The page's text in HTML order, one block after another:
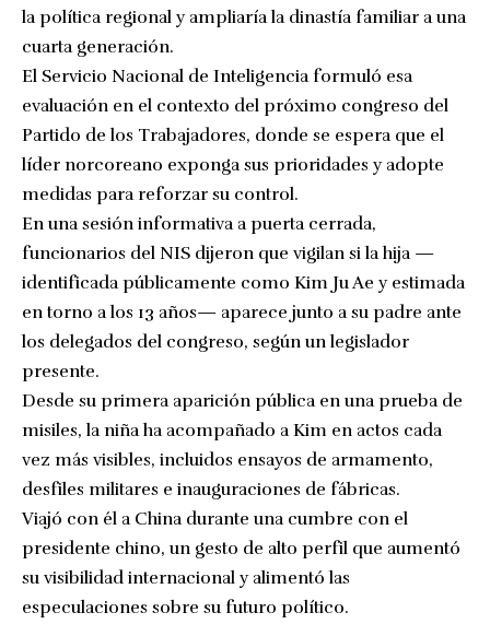
la política regional y ampliaría la dinastía familiar a una
cuarta generación.
El Servicio Nacional de Inteligencia formuló esa
evaluación en el contexto del próximo congreso del
Partido de los Trabajadores, donde se espera que el
líder norcoreano exponga sus prioridades y adopte
medidas para reforzar su control.
En una sesión informativa a puerta cerrada,
funcionarios del NIS dijeron que vigilan si la hija —
identificada públicamente como Kim Ju Ae y estimada
en torno a los 13 años— aparece junto a su padre ante
los delegados del congreso, según un legislador
presente.
Desde su primera aparición pública en una prueba de
misiles, la niña ha acompañado a Kim en actos cada
vez más visibles, incluidos ensayos de armamento,
desfiles militares e inauguraciones de fábricas.
Viajó con él a China durante una cumbre con el
presidente chino, un gesto de alto perfil que aumentó
su visibilidad internacional y alimentó las
especulaciones sobre su futuro político.